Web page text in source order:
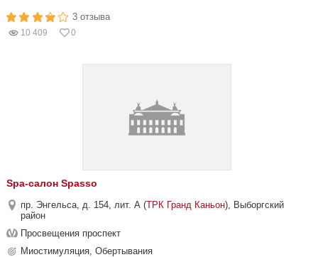
3 отзыва
10 409 0
Spa-салон Spasso
пр. Энгельса, д. 154, лит. А (ТРК Гранд Каньон), Выборгский
район
Просвещения проспект
Миостимуляция, Обертывания